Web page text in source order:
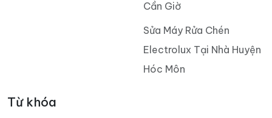
Cần Giờ
Sửa Máy Rửa Chén
Electrolux Tại Nhà Huyện
Hóc Môn
Từ khóa